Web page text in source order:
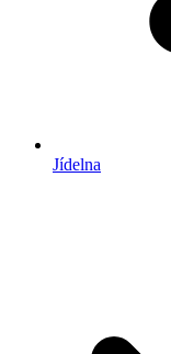
Jídelna